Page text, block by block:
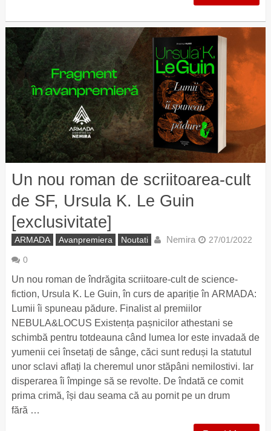
Un nou roman de scriitoarea-cult
de SF, Ursula K. Le Guin
[exclusivitate]
ARMADA Avanpremiera Noutati Nemira 27/01/2022
0
Un nou roman de îndrăgita scriitoare-cult de science-
fiction, Ursula K. Le Guin, în curs de apariție în ARMADA:
Lumii îi spuneau pădure. Finalist al premiilor
NEBULA&LOCUS Existența pașnicilor athestani se
schimbă pentru totdeauna când lumea lor este invadaă de
yumenii cei însetați de sânge, căci sunt reduși la statutul
unor sclavi aflați la cheremul unor stăpâni nemilostivi. Iar
disperarea îi împinge să se revolte. De îndată ce comit
prima crimă, își dau seama că au pornit pe un drum
fără …